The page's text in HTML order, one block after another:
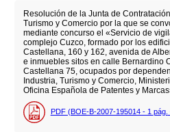
Resolución de la Junta de
Turismo y Comercio por la que se
mediante concurso el «Servicio de
complejo Cuzco, formado por los
Castellana, 160 y 162, avenida de
e inmuebles sitos en calle Bernardino
Castellana 75, ocupados por
Industria, Turismo y Comercio,
Oficina Española de Patentes y
PDF (BOE-B-2007-195014 - 1 pág.